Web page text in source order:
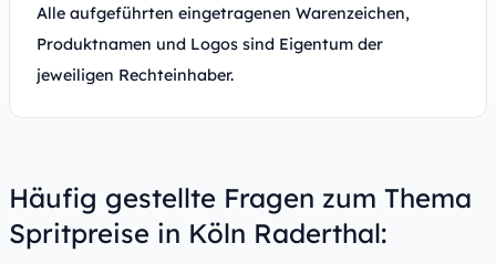
Alle aufgeführten eingetragenen Warenzeichen,
Produktnamen und Logos sind Eigentum der
jeweiligen Rechteinhaber.
Häufig gestellte Fragen zum Thema
Spritpreise in Köln Raderthal: